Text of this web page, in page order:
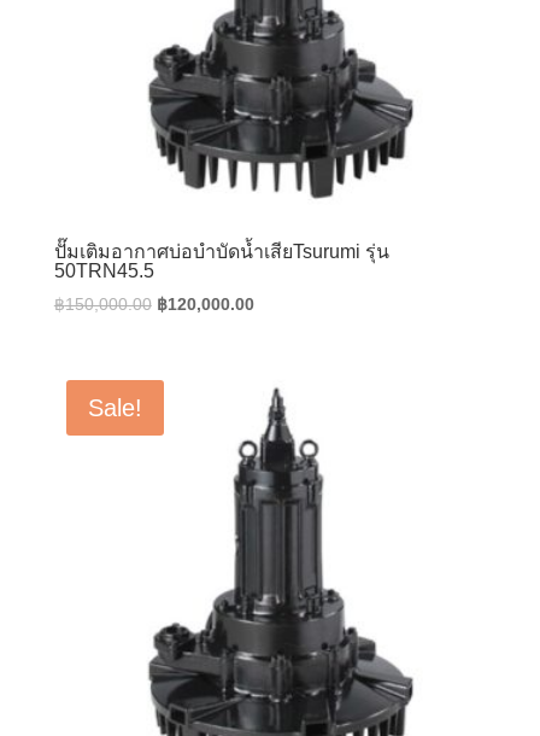
ปั๊มเติมอากาศบ่อบำบัดน้ำเสียTsurumi รุ่น
50TRN45.5
฿150,000.00 Original
฿150,000.00.
฿120,000.00Current
฿120,000.00.
Sale!